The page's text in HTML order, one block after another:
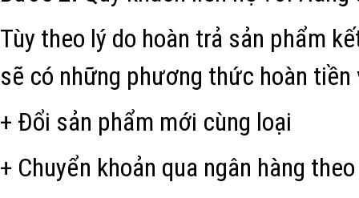
Tùy theo lý do hoàn trả sản phẩm
sẽ có những phương thức hoàn
+ Đổi sản phẩm mới cùng loại
+ Chuyển khoản qua ngân hàng